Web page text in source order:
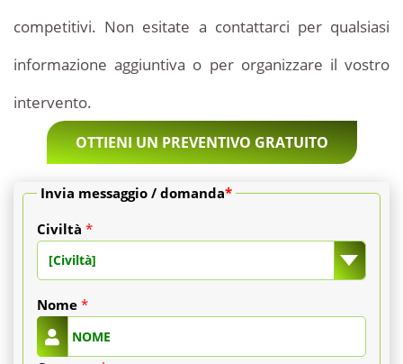
generalmente:
onorari
chirurgo
dell'anestesista.
competitivi. Non esitate a contattarci per qualsiasi
informazione aggiuntiva o per organizzare il vostro
intervento.
OTTIENI UN PREVENTIVO GRATUITO
Invia messaggio / domanda*
Civiltà *
[Civiltà]
Nome *